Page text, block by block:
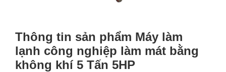
Thông tin sản phẩm Máy làm
lạnh công nghiệp làm mát bằng
không khí 5 Tấn 5HP